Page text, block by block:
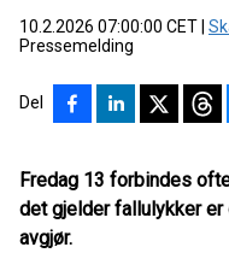
10.2.2026 07:00:00 CET
Pressemelding
Del
Fredag 13 forbindes
det gjelder fallulykker
avgjør.